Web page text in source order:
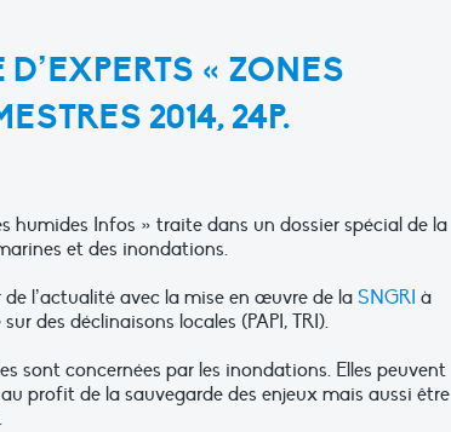
« ZONES
2014, 24P.
humides Infos » traite dans un dossier spécial de la
et des inondations.
l’actualité avec la mise en œuvre de laSNGRI à
des déclinaisons locales (PAPI, TRI).
sont concernées par les inondations. Elles peuvent
profit de la sauvegarde des enjeux mais aussi être